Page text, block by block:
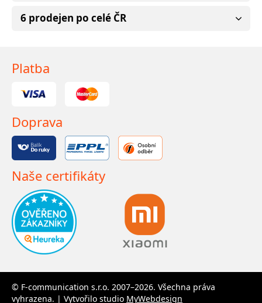
6 prodejen po celé ČR
Platba
Doprava
Naše certifikáty
© F-communication s.r.o. 2007–2026. Všechna práva
vyhrazena. | Vytvořilo studio MyWebdesign